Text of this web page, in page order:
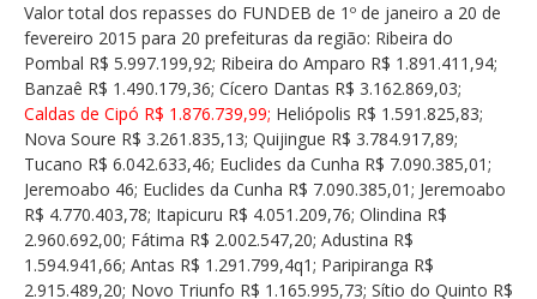
Valor total dos repasses do FUNDEB de 1º de janeiro a 20 de
fevereiro 2015 para 20 prefeituras da região: Ribeira do
Pombal R$ 5.997.199,92; Ribeira do Amparo R$ 1.891.411,94;
Banzaê R$ 1.490.179,36; Cícero Dantas R$ 3.162.869,03;
Caldas de Cipó R$ 1.876.739,99; Heliópolis R$ 1.591.825,83;
Nova Soure R$ 3.261.835,13; Quijingue R$ 3.784.917,89;
Tucano R$ 6.042.633,46; Euclides da Cunha R$ 7.090.385,01;
Jeremoabo 46; Euclides da Cunha R$ 7.090.385,01; Jeremoabo
R$ 4.770.403,78; Itapicuru R$ 4.051.209,76; Olindina R$
2.960.692,00; Fátima R$ 2.002.547,20; Adustina R$
1.594.941,66; Antas R$ 1.291.799,4q1; Paripiranga R$
2.915.489,20; Novo Triunfo R$ 1.165.995,73; Sítio do Quinto R$